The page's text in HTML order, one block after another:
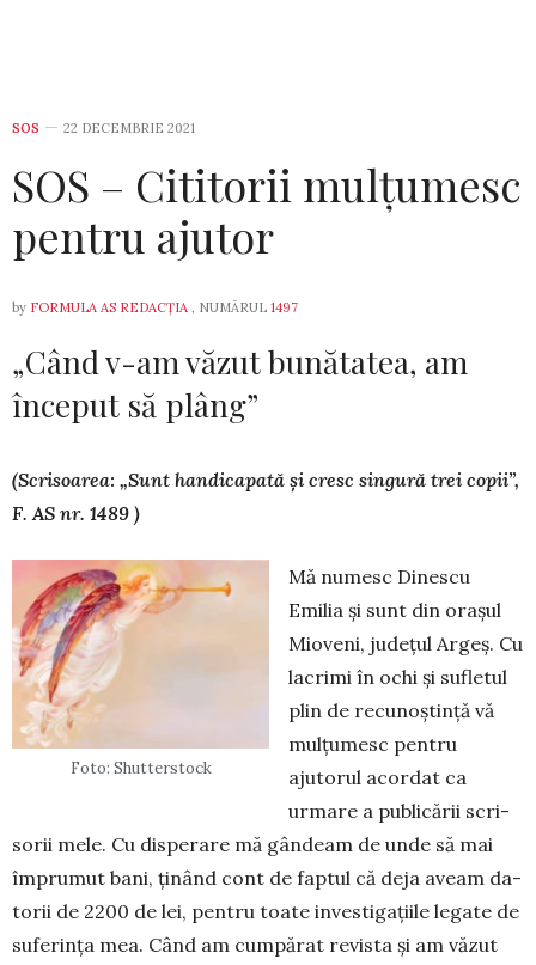
SOS 22 DECEMBRIE 2021
SOS – Cititorii mulțumesc
pentru ajutor
by FORMULA AS REDACȚIA , NUMĂRUL 1497
„Când v-am văzut bunătatea, am
început să plâng”
(Scrisoarea: „Sunt handicapată și cresc singură trei copii”,
F. AS nr. 1489 )
Foto: Shutterstock
Mă numesc Dinescu
Emilia și sunt din ora­șul
Mioveni, județul Argeș. Cu
lacrimi în ochi și su­fletul
plin de recu­noș­tință vă
mulțumesc pen­tru
ajutorul acordat ca
urmare a publicării scri­
sorii mele. Cu dispe­rare mă gândeam de unde să mai
împrumut bani, ținând cont de faptul că deja aveam da­
torii de 2200 de lei, pentru toate in­ves­ti­gațiile legate de
suferința mea. Când am cum­părat re­vista și am văzut